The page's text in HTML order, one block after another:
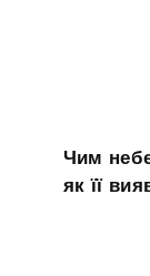
Чим
як її